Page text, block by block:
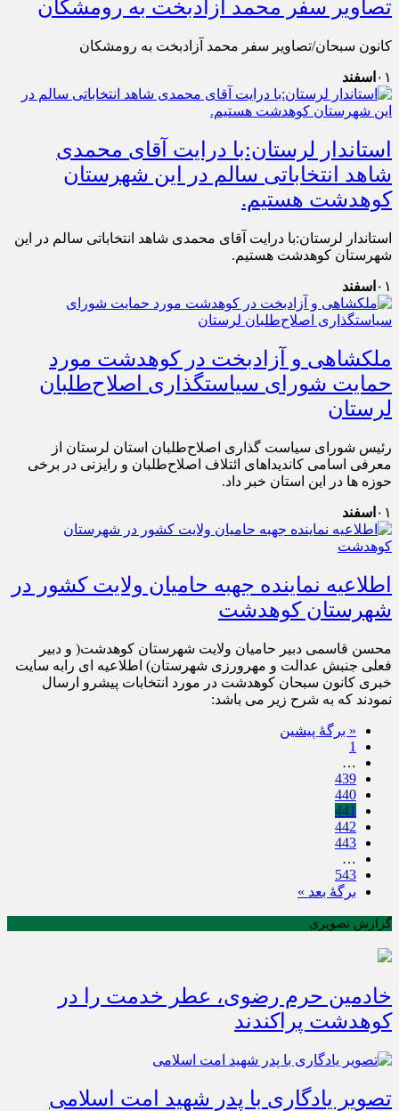
تصاویر سفر محمد آزادبخت به رومشکان
کانون سبحان/تصاویر سفر محمد آزادبخت به رومشکان
۰۱ اسفند
استاندار لرستان:با درایت آقای محمدی
شاهد انتخاباتی سالم در این شهرستان
کوهدشت هستیم.
استاندار لرستان:با درایت آقای محمدی شاهد انتخاباتی سالم در این
شهرستان کوهدشت هستیم.
۰۱ اسفند
ملکشاهی و آزادبخت در کوهدشت مورد
حمایت شورای سیاستگذاری اصلاح‌طلبان
لرستان
رئیس شورای سیاست گذاری اصلاح‌طلبان استان لرستان از
معرفی اسامی کاندیداهای ائتلاف اصلاح‌طلبان و رایزنی در برخی
حوزه ها در این استان خبر داد.
۰۱ اسفند
اطلاعیه نماینده جهبه حامیان ولایت کشور در
شهرستان کوهدشت
محسن قاسمی دبیر حامیان ولایت شهرستان کوهدشت( و دبیر
فعلی جنبش عدالت و مهرورزی شهرستان) اطلاعیه ای رابه سایت
خبری کانون سبحان کوهدشت در مورد انتخابات پیشرو ارسال
نمودند که به شرح زیر می باشد:
« برگه‌ٔ پیشین
1
…
439
440
441
442
443
…
543
برگهٔ بعد »
گزارش تصویری
خادمین حرم رضوی، عطر خدمت را در
کوهدشت پراکندند
تصویر یادگاری با پدر شهید امت اسلامی